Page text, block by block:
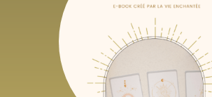
édition | Guide
pratique pour
concevoir ton
unique
83€ 6 HTVA + 21%